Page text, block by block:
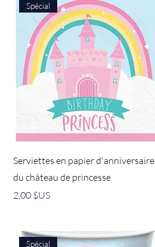
Spécial
Serviettes en papier d'anniversaire
du château de princesse
Prix
2,00 $US
Spécial